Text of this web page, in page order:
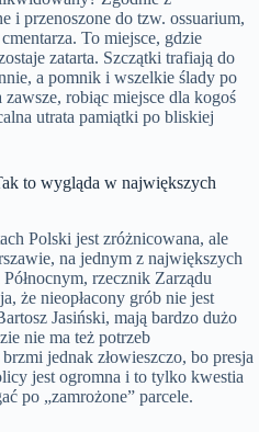
i przenoszone do tzw. ossuarium,
To miejsce, gdzie
zatarta. Szczątki trafiają do
a pomnik i wszelkie ślady po
robiąc miejsce dla kogoś
utrata pamiątki po bliskiej
to wygląda w największych
Polski jest zróżnicowana, ale
na jednym z największych
rzecznik Zarządu
że nieopłacony grób nie jest
Jasiński, mają bardzo dużo
nie ma też potrzeb
jednak złowieszczo, bo presja
jest ogromna i to tylko kwestia
po „zamrożone” parcele.